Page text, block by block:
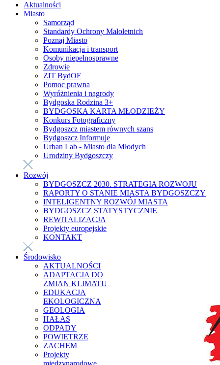
Aktualności
Miasto
Samorząd
Standardy Ochrony Małoletnich
Poznaj Miasto
Komunikacja i transport
Osoby niepełnosprawne
Zdrowie
ZIT BydOF
Pomoc prawna
Wyróżnienia i nagrody
Bydgoska Rodzina 3+
BYDGOSKA KARTA MŁODZIEŻY
Konkurs Fotograficzny
Bydgoszcz miastem równych szans
Bydgoszcz Informuje
Urban Lab - Miasto dla Młodych
Urodziny Bydgoszczy
Rozwój
BYDGOSZCZ 2030. STRATEGIA ROZWOJU
RAPORTY O STANIE MIASTA BYDGOSZCZY
INTELIGENTNY ROZWÓJ MIASTA
BYDGOSZCZ STATYSTYCZNIE
REWITALIZACJA
Projekty europejskie
KONTAKT
Środowisko
AKTUALNOŚCI
ADAPTACJA DO
ZMIAN KLIMATU
EDUKACJA
EKOLOGICZNA
GEOLOGIA
HAŁAS
ODPADY
POWIETRZE
ZACHEM
Projekty